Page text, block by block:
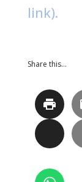
link).
Share this…